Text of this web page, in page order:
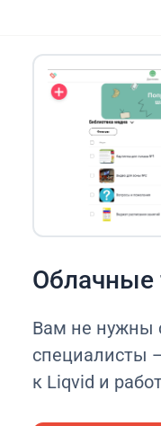
Облачные
Вам не нужны
специалисты
к Liqvid и